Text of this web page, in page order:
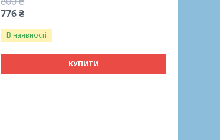
776 ₴
В наявності
КУПИТИ